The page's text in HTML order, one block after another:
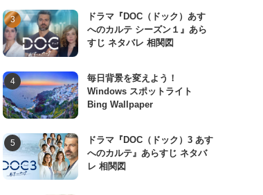
ドラマ『DOC（ドック）あす
へのカルテ シーズン１』あら
すじ ネタバレ 相関図
毎日背景を変えよう！
Windows スポットライト
Bing Wallpaper
ドラマ『DOC（ドック）3 あす
へのカルテ』あらすじ ネタバ
レ 相関図